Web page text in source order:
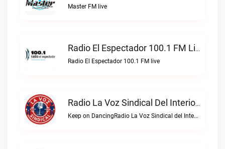
Master FM live
Radio El Espectador 100.1 FM Live
Radio El Espectador 100.1 FM live
Radio La Voz Sindical Del Interior Live
Keep on DancingRadio La Voz Sindical del Interior live